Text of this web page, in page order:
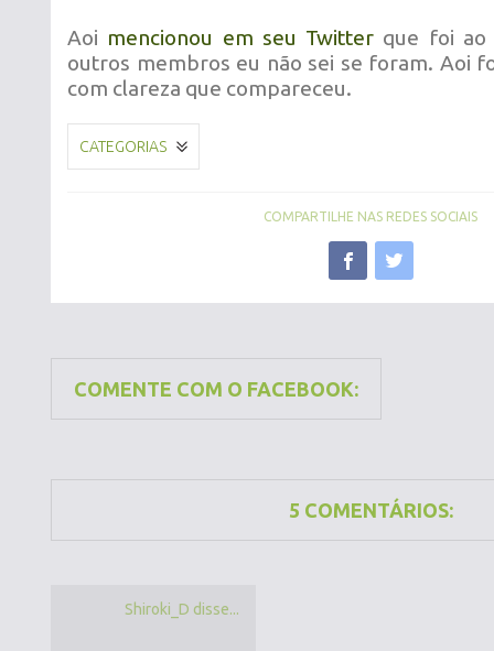
Aoi mencionou em seu Twitter que foi ao
outros membros eu não sei se foram. Aoi
com clareza que compareceu.
CATEGORIAS
COMPARTILHE NAS REDES SOCIAIS
COMENTE COM O FACEBOOK:
5 COMENTÁRIOS:
Shiroki_D disse...